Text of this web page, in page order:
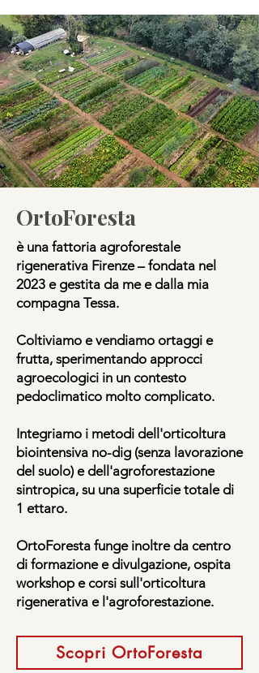
OrtoForesta
è una fattoria agroforestale
rigenerativa Firenze – fondata nel
2023 e gestita da me e dalla mia
compagna Tessa.
Coltiviamo e vendiamo ortaggi e
frutta, sperimentando approcci
agroecologici in un contesto
pedoclimatico molto complicato.
Integriamo i metodi dell'orticoltura
biointensiva no-dig (senza lavorazione
del suolo) e dell'agroforestazione
sintropica, su una superficie totale di
1 ettaro.
OrtoForesta funge inoltre da centro
di formazione e divulgazione, ospita
workshop e corsi sull'orticoltura
rigenerativa e l'agroforestazione.
Scopri OrtoForesta